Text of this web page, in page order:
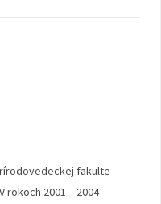
fakulte
rokoch 2001 – 2004